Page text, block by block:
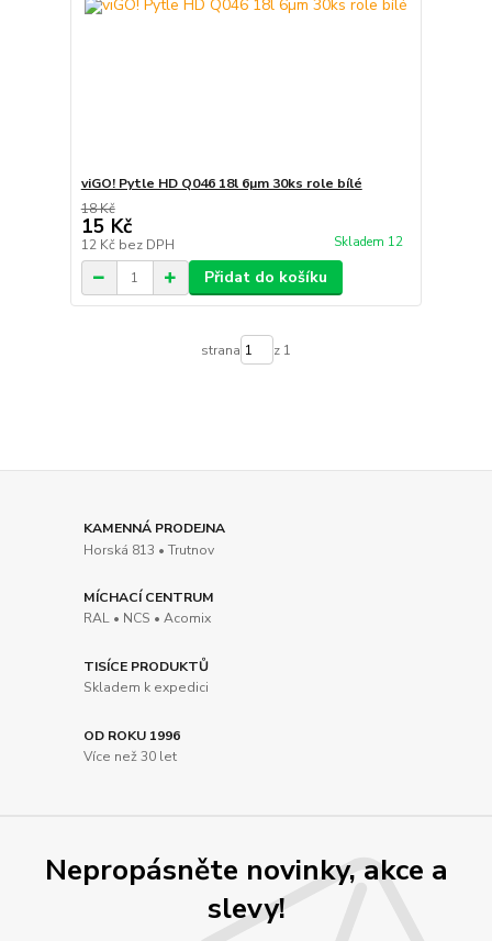
viGO! Pytle HD Q046 18l 6µm 30ks role bílé
18 Kč
15 Kč
12 Kč bez DPH Skladem 12
Přidat do košíku
strana z 1
KAMENNÁ PRODEJNA
Horská 813 • Trutnov
MÍCHACÍ CENTRUM
RAL • NCS • Acomix
TISÍCE PRODUKTŮ
Skladem k expedici
OD ROKU 1996
Více než 30 let
Nepropásněte novinky, akce a
slevy!